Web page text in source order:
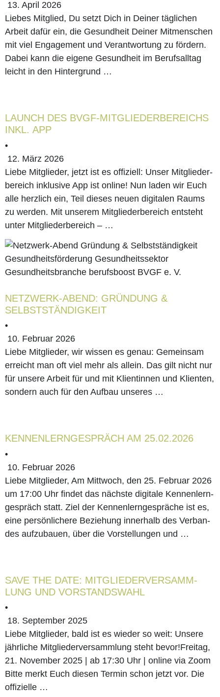
wor­
tung
–
Jah­
re
Ottawa-
Charta
13. April 2026
Lie­bes Mitglied, Du setzt Dich in Dei­ner täg­li­chen
Arbeit dafür ein, die Gesund­heit Dei­ner Mit­men­schen
mit viel Enga­ge­ment und Ver­ant­wor­tung zu för­dern.
Dabei kann die eige­ne Gesund­heit im Berufs­all­tag
leicht in den Hin­ter­grund …
LAUNCH DES BVGF-MIT­GLIE­DER­BE­REICHS
INKL. APP
•
12. März 2026
Lie­be Mitglieder, jetzt ist es offi­zi­ell: Unser Mit­glie­der­
be­reich inklu­si­ve App ist online! Nun laden wir Euch
alle herz­lich ein, Teil die­ses neu­en digi­ta­len Raums
zu werden. Mit unse­rem Mit­glie­der­be­reich ent­steht
unter Mit­glie­der­be­reich – …
NETZ­WERK-ABEND: GRÜN­DUNG &
SELBSTSTÄNDIGKEIT
•
10. Februar 2026
Lie­be Mitglieder, wir wis­sen es genau: Gemein­sam
erreicht man oft viel mehr als allein. Das gilt nicht nur
für unse­re Arbeit für und mit Kli­en­tin­nen und Kli­en­ten,
son­dern auch für den Auf­bau unse­res …
KEN­NEN­LERN­GE­SPRÄCH AM 25.02.2026
•
10. Februar 2026
Lie­be Mitglieder, Am Mitt­woch, den 25. Febru­ar 2026
um 17:00 Uhr fin­det das nächs­te digi­ta­le Ken­nen­lern­
ge­spräch statt. Ziel der Ken­nen­lern­ge­sprä­che ist es,
eine per­sön­li­che­re Bezie­hung inner­halb des Ver­ban­
des auf­zu­bau­en, über die Vor­stel­lun­gen und …
und
Vorstandswahl
SAVE THE DATE: MIT­GLIE­DER­VER­SAMM­
LUNG UND VORSTANDSWAHL
•
18. September 2025
Lie­be Mitglieder, bald ist es wie­der so weit: Unse­re
jähr­li­che Mit­glie­der­ver­samm­lung steht bevor!Frei­tag,
21. Novem­ber 2025 | ab 17:30 Uhr | online via Zoom
Bit­te merkt Euch die­sen Ter­min schon jetzt vor. Die
offi­zi­el­le …
für
heit:
„Gesund­
heit
dern,
heißt
Demo­
kra­
tie
för­
dern“
im
März 2025
zur